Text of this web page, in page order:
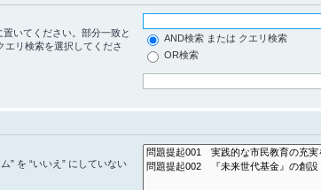
いてください。部分一致と
エリ検索を選択してくださ
AND検索 または クエリ検索
OR検索
” を “いいえ” にしていない